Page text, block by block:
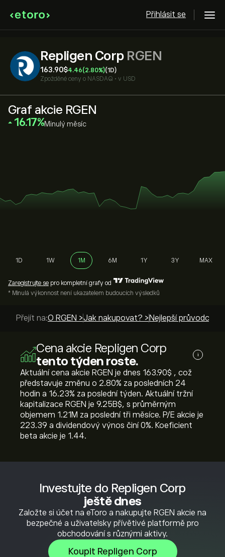
Přihlásit se
Repligen Corp RGEN
163.90‎$‎4.46(2.80%)(1D)
Zpožděné ceny o NASDAQ • v USD
Investujte do Repligen Corp
ještě dnes
Založte si účet na eToro a nakupujte RGEN akcie na
bezpečné a uživatelsky přívětivé platformě pro
obchodování s různými aktivy.
Koupit Repligen Corp
Graf akcie RGEN
‎16.17‎ Minulý měsíc
1D 1W 1M 6M 1Y 3Y MAX
Zaregistrujte se pro kompletní grafy od
* Minulá výkonnost není ukazatelem budoucích výsledků
Přejít na:O RGEN >Jak nakupovat? > Nejlepší průvodci >
Cena akcie Repligen Corp
tento týden roste.
i
Aktuální cena akcie RGEN je dnes 163.90‎$‎ , což
představuje změnu o ‎2.80‎% za posledních 24
hodin a ‎16.23‎% za poslední týden. Aktuální tržní
kapitalizace RGEN je 9.25B‎$‎, s průměrným
objemem 1.21M za poslední tři měsíce. P/E akcie je
223.39 a dividendový výnos činí 0%. Koeficient
beta akcie je 1.44.